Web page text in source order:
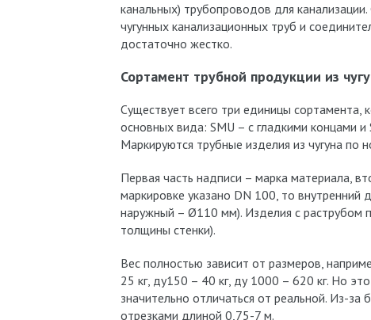
канальных) трубопроводов для
чугунных канализационных труб и
достаточно жестко.
Сортамент трубной продукции из
Существует всего три единицы сортамента,
основных вида: SMU – с гладкими концами
Маркируются трубные изделия из чугуна по
Первая часть надписи – марка материала,
маркировке указано DN 100, то
наружный – Ø110 мм). Изделия с раструбом
толщины стенки).
Вес полностью зависит от размеров,
25 кг, ду150 – 40 кг, ду 1000 – 620 кг. Но
значительно отличаться от реальной. Из-за
отрезками длиной 0,75-7 м.